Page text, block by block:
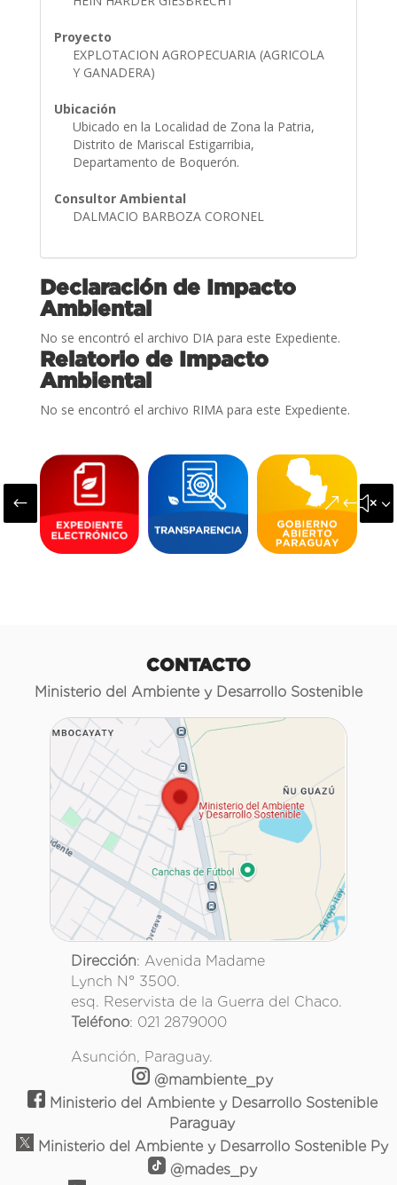
Proyecto
EXPLOTACION AGROPECUARIA (AGRICOLA
Y GANADERA)
Ubicación
Ubicado en la Localidad de Zona la Patria,
Distrito de Mariscal Estigarribia,
Departamento de Boquerón.
Consultor Ambiental
DALMACIO BARBOZA CORONEL
Declaración de Impacto
Ambiental
No se encontró el archivo DIA para este Expediente.
Relatorio de Impacto
Ambiental
No se encontró el archivo RIMA para este Expediente.
#
CONTACTO
Ministerio del Ambiente y Desarrollo Sostenible
Dirección: Avenida Madame
Lynch N° 3500.
esq. Reservista de la Guerra del Chaco.
Teléfono: 021 2879000
Asunción, Paraguay.
@mambiente_py
Ministerio del Ambiente y Desarrollo Sostenible
Paraguay
Ministerio del Ambiente y Desarrollo Sostenible Py
@mades_py